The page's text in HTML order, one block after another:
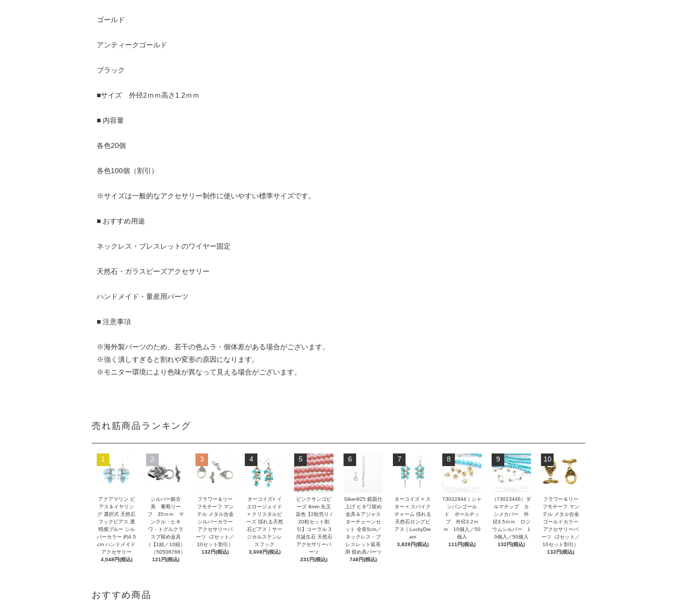
ゴールド
アンティークゴールド
ブラック
■サイズ 外径2ｍｍ高さ1.2ｍｍ
■ 内容量
各色20個
各色100個（割引）
※サイズは一般的なアクセサリー制作に使いやすい標準サイズです。
■ おすすめ用途
ネックレス・ブレスレットのワイヤー固定
天然石・ガラスビーズアクセサリー
ハンドメイド・量産用パーツ
■ 注意事項
※海外製パーツのため、若干の色ムラ・個体差がある場合がございます。
※強く潰しすぎると割れや変形の原因になります。
※モニター環境により色味が異なって見える場合がございます。
売れ筋商品ランキング
1
アクアマリン ピ
アス＆イヤリン
グ 選択式 天然石
フックピアス 透
明感ブルー シル
バーカラー 約4.5
cm ハンドメイド
アクセサリー
4,048円(税込)
2
シルバー銀古
美 葡萄リー
フ 35ｍｍ マ
ンテル・ヒキ
ワ・トグルクラ
スプ留め金具
（【1組／10組）
（50508768）
121円(税込)
3
フラワー＆リー
フモチーフ マン
テル メタル合金
シルバーカラー
アクセサリーパ
ーツ（2セット／
10セット割引）
132円(税込)
4
ターコイズ× イ
エロージェイド
× クリスタルビ
ーズ 揺れる天然
石ピアス｜サー
ジカルステンレ
スフック
3,608円(税込)
5
ピンクサンゴビ
ーズ 8mm 丸玉
染色【2粒売り /
20粒セット割
引】コーラル 3
月誕生石 天然石
アクセサリーパ
ーツ
231円(税込)
6
Silver925 鏡面仕
上げ ヒキワ留め
金具＆アジャス
ターチェーンセ
ット 全長5cm／
ネックレス・ブ
レスレット延長
用 留め具パーツ
748円(税込)
7
ターコイズ × ス
ター × スパイク
チャーム 揺れる
天然石ロングピ
アス｜LuckyDre
am
3,828円(税込)
8
73022944｜シャ
ンパンゴール
ド ボールチッ
プ 外径3.2ｍ
ｍ 10個入／50
個入
111円(税込)
9
（73023446）ダ
ルマチップ カ
シメカバー 外
径3.5ｍｍ ロジ
ウムシルバー 1
0個入／50個入
132円(税込)
10
フラワー＆リー
フモチーフ マン
テル メタル合金
ゴールドカラー
アクセサリーパ
ーツ（2セット／
10セット割引）
132円(税込)
おすすめ商品